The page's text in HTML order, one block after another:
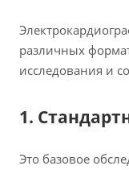
различных
исследования и
1.
Это базовое